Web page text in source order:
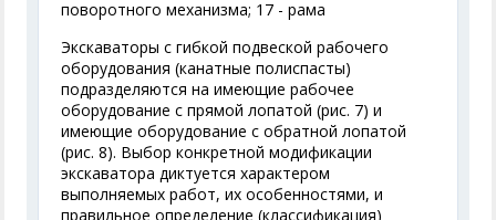
поворотного механизма; 17 - рама
Экскаваторы с гибкой подвеской рабочего
оборудования (канатные полиспасты)
подразделяются на имеющие рабочее
оборудование с прямой лопатой (рис. 7) и
имеющие оборудование с обратной лопатой
(рис. 8). Выбор конкретной модификации
экскаватора диктуется характером
выполняемых работ, их особенностями, и
правильное определение (классификация)